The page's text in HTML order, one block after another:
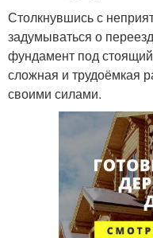
Столкнувшись с
задумываться о
фундамент под
сложная и трудоёмкая
своими силами.